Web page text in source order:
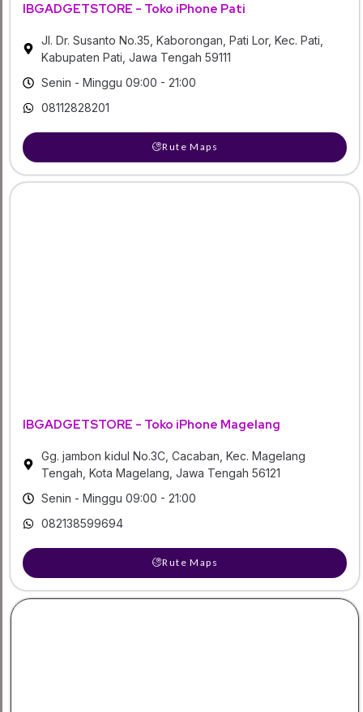
IBGADGETSTORE - Toko iPhone Pati
Jl. Dr. Susanto No.35, Kaborongan, Pati Lor, Kec. Pati,
Kabupaten Pati, Jawa Tengah 59111
Senin - Minggu 09:00 - 21:00
08112828201
Rute Maps
IBGADGETSTORE - Toko iPhone Magelang
Gg. jambon kidul No.3C, Cacaban, Kec. Magelang
Tengah, Kota Magelang, Jawa Tengah 56121
Senin - Minggu 09:00 - 21:00
082138599694
Rute Maps